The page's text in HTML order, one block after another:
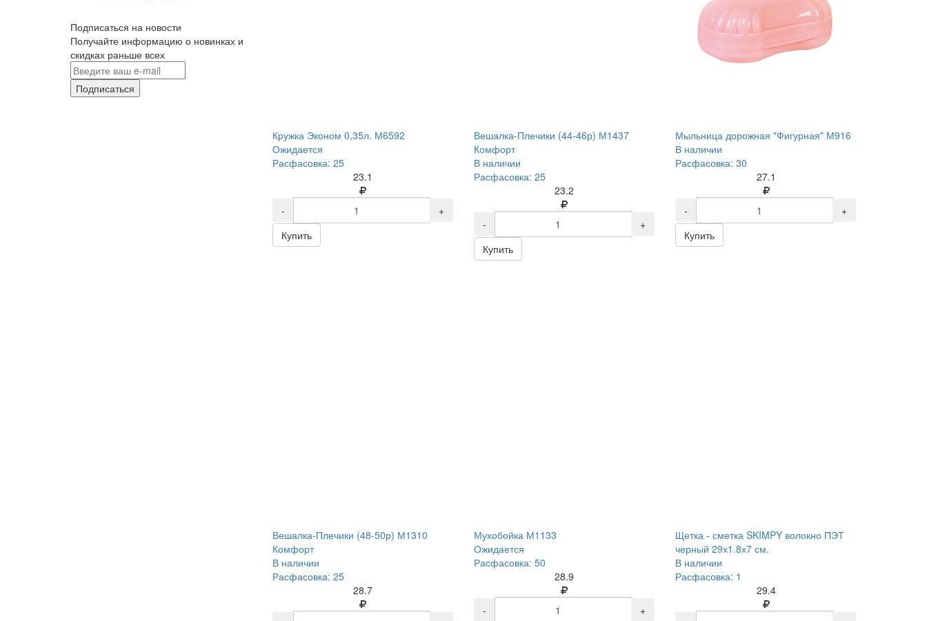
Подписаться на новости
Получайте информацию о новинках и
скидках раньше всех
Подписаться
Кружка Эконом 0,35л. М6592
Ожидается
Расфасовка: 25
23.1
-
+
Купить
Вешалка-Плечики (44-46р) М1437
Комфорт
В наличии
Расфасовка: 25
23.2
-
+
Купить
Мыльница дорожная "Фигурная" М916
В наличии
Расфасовка: 30
27.1
-
+
Купить
Вешалка-Плечики (48-50р) М1310
Комфорт
В наличии
Расфасовка: 25
28.7
Мухобойка М1133
Ожидается
Расфасовка: 50
28.9
-
+
Щетка - сметка SKIMPY волокно ПЭТ
черный 29х1.8х7 см.
В наличии
Расфасовка: 1
29.4